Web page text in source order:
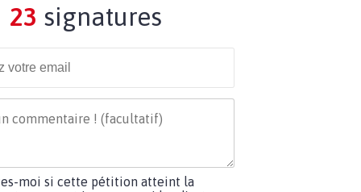
23 signatures
moi si cette pétition atteint la